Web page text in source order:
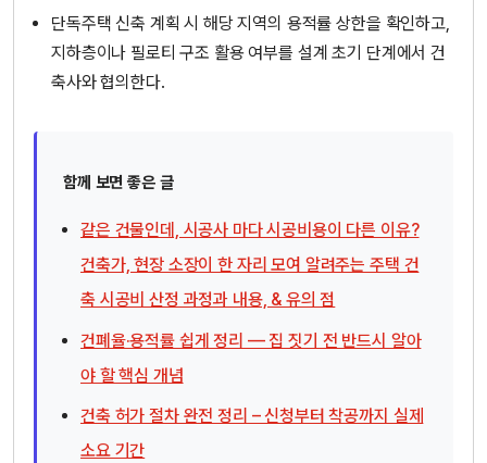
단독주택 신축 계획 시 해당 지역의 용적률 상한을 확인하고,
지하층이나 필로티 구조 활용 여부를 설계 초기 단계에서 건
축사와 협의한다.
함께 보면 좋은 글
같은 건물인데, 시공사 마다 시공비용이 다른 이유?
건축가, 현장 소장이 한 자리 모여 알려주는 주택 건
축 시공비 산정 과정과 내용, & 유의 점
건폐율·용적률 쉽게 정리 — 집 짓기 전 반드시 알아
야 할 핵심 개념
건축 허가 절차 완전 정리 – 신청부터 착공까지 실제
소요 기간